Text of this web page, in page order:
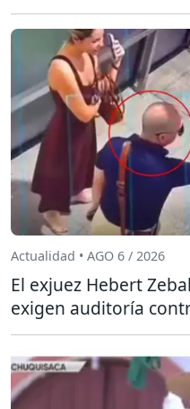
Actualidad • AGO 6 / 2026
El exjuez Hebert
exigen auditoría